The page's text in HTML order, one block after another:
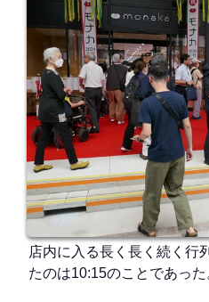
店内に入る長く長く続く行
たのは10:15のことであった